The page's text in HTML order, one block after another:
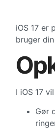
iOS 17 er
bruger
I iOS 17
Gør